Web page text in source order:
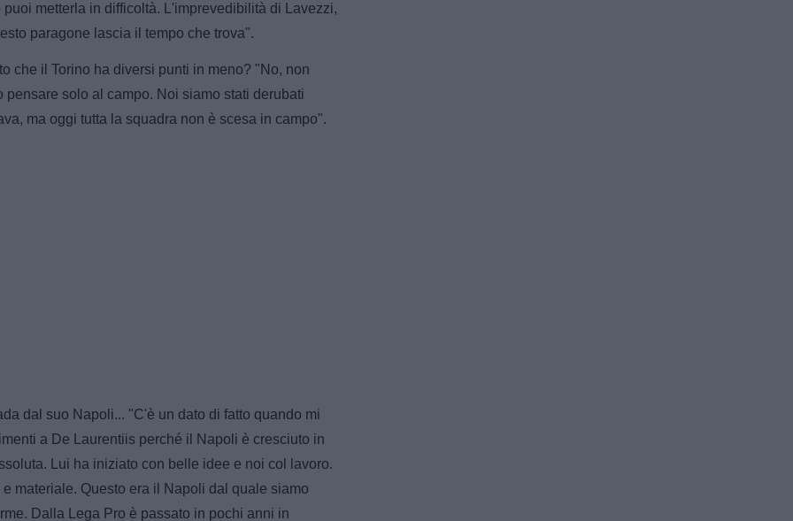
metterla in difficoltà. L'imprevedibilità di Lavezzi,
paragone lascia il tempo che trova".
che il Torino ha diversi punti in meno? "No, non
solo al campo. Noi siamo stati derubati
ma oggi tutta la squadra non è scesa in campo".
dal suo Napoli... "C'è un dato di fatto quando mi
a De Laurentiis perché il Napoli è cresciuto in
Lui ha iniziato con belle idee e noi col lavoro.
materiale. Questo era il Napoli dal quale siamo
Dalla Lega Pro è passato in pochi anni in